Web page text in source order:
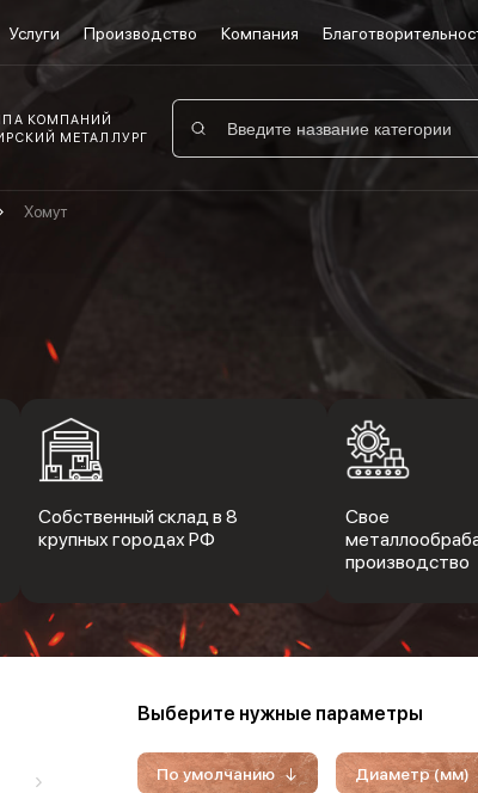
Услуги Производство Компания
КОМПАНИЙ
МЕТАЛЛУРГ
Хомут
Собственный склад в 8
крупных городах РФ
Свое
производство
Выберите нужные параметры
По умолчанию Диаметр (мм)